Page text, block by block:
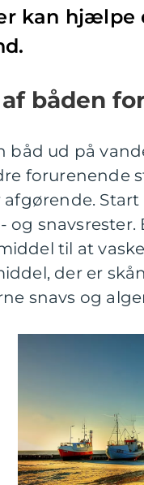
kan hjælpe
båden
båd ud på
forurenende
og
til at
der er
snavs og